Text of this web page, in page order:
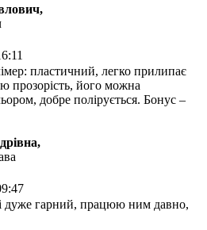
пластичний, легко прилипає
прозорість, його можна
добре полірується. Бонус –
дуже гарний, працюю ним давно,